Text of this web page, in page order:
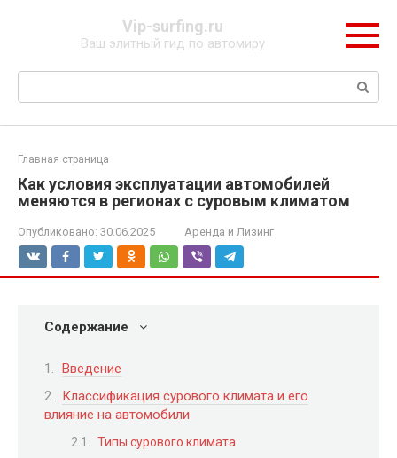
Vip-surfing.ru
Ваш элитный гид по автомиру
Поиск:
Главная страница
Как условия эксплуатации автомобилей
меняются в регионах с суровым климатом
Опубликовано: 30.06.2025 Аренда и Лизинг
Содержание
Введение
Классификация сурового климата и его
влияние на автомобили
Типы сурового климата